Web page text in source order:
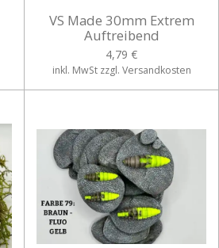
VS Made 30mm Extrem
Auftreibend
4,79 €
inkl. MwSt zzgl. Versandkosten